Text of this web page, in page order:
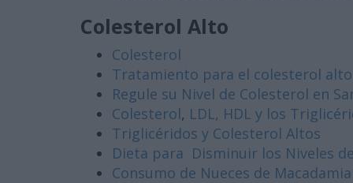
Colesterol Alto
Colesterol
Tratamiento para el colesterol alto
Regule su Nivel de Colesterol en
Colesterol, LDL, HDL y los
Triglicéridos y Colesterol Altos
Dieta para Disminuir los Niveles
Consumo de Nueces de